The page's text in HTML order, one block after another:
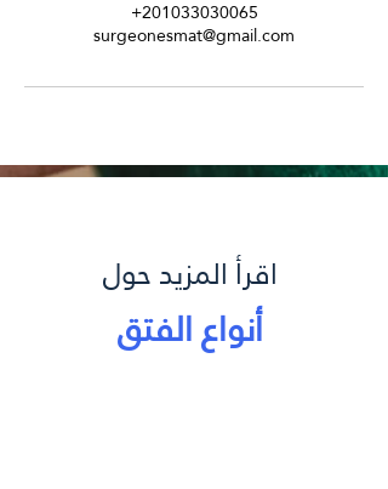
+201033030065
surgeonesmat@gmail.com
أنواع الفتق